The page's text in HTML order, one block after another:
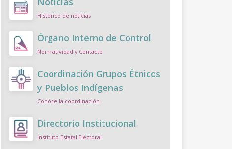
Historico de noticias
Órgano Interno de Control
Normatividad y Contacto
Coordinación Grupos Étnicos
y Pueblos Indígenas
Conóce la coordinación
Directorio Institucional
Instituto Estatal Electoral